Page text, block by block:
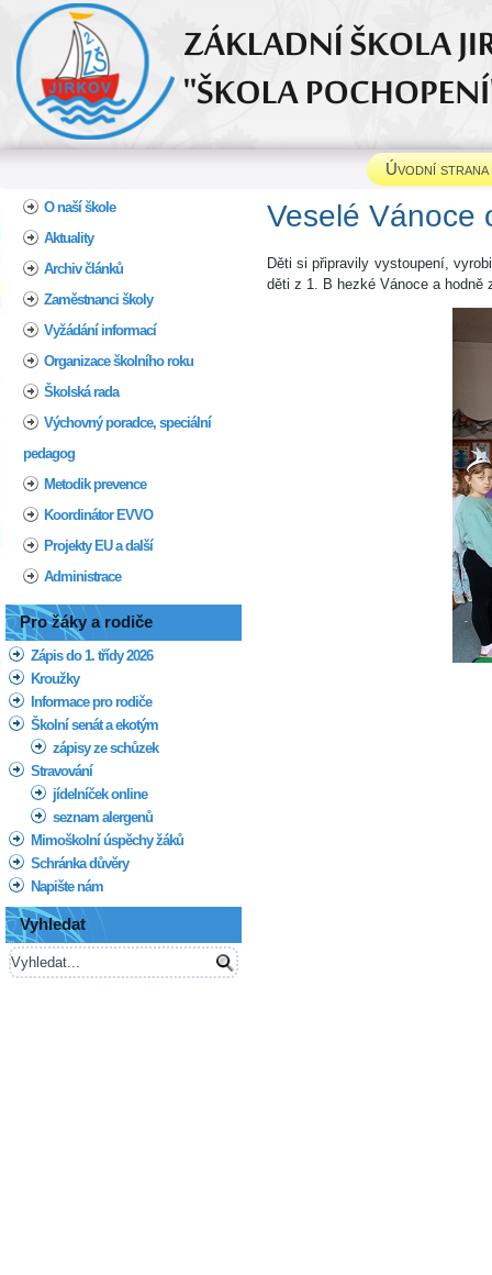
Úvodní strana
O naší škole
Aktuality
Archiv článků
Zaměstnanci školy
Vyžádání informací
Organizace školního roku
Školská rada
Výchovný poradce, speciální
pedagog
Metodik prevence
Koordinátor EVVO
Projekty EU a další
Administrace
Pro žáky a rodiče
Zápis do 1. třídy 2026
Kroužky
Informace pro rodiče
Školní senát a ekotým
zápisy ze schůzek
Stravování
jídelníček online
seznam alergenů
Mimoškolní úspěchy žáků
Schránka důvěry
Napište nám
Vyhledat
Veselé Vánoce
Děti si připravily vystoupení,
děti z 1. B hezké Vánoce a hodně